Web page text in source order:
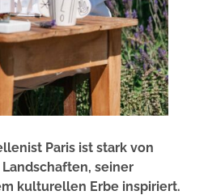
Paris ist stark von
seiner
kulturellen Erbe inspiriert.